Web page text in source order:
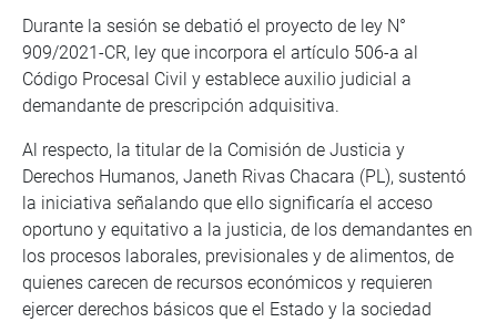
Durante la sesión se debatió el proyecto de ley N°
909/2021-CR, ley que incorpora el artículo 506-a al
Código Procesal Civil y establece auxilio judicial a
demandante de prescripción adquisitiva.
Al respecto, la titular de la Comisión de Justicia y
Derechos Humanos, Janeth Rivas Chacara (PL), sustentó
la iniciativa señalando que ello significaría el acceso
oportuno y equitativo a la justicia, de los demandantes en
los procesos laborales, previsionales y de alimentos, de
quienes carecen de recursos económicos y requieren
ejercer derechos básicos que el Estado y la sociedad